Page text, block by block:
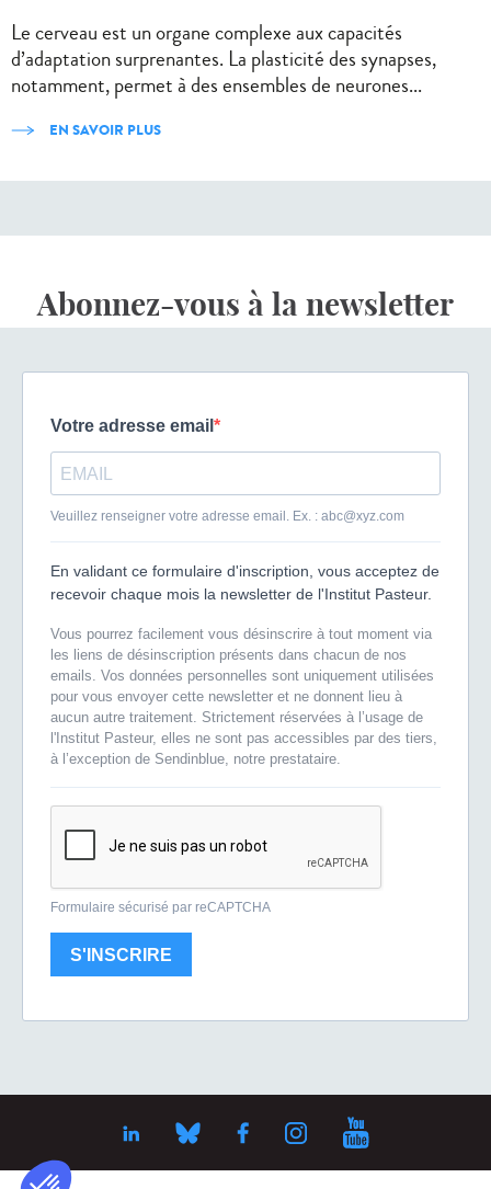
Le cerveau est un organe complexe aux capacités
d’adaptation surprenantes. La plasticité des synapses,
notamment, permet à des ensembles de neurones...
EN SAVOIR PLUS
Abonnez-vous à la newsletter